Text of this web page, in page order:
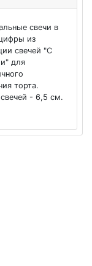
свечи в
из
свечей "С
для
торта.
- 6,5 см.